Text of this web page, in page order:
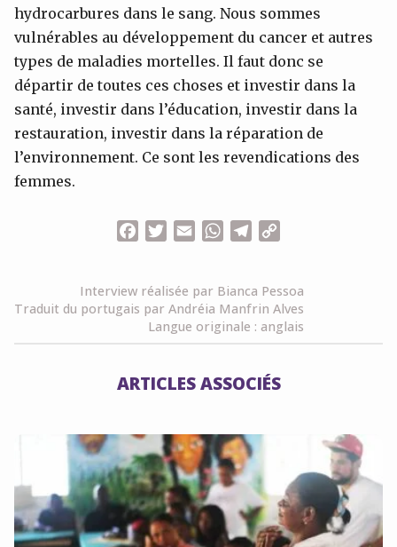
hydrocarbures dans le sang. Nous sommes
vulnérables au développement du cancer et autres
types de maladies mortelles. Il faut donc se
départir de toutes ces choses et investir dans la
santé, investir dans l’éducation, investir dans la
restauration, investir dans la réparation de
l’environnement. Ce sont les revendications des
femmes.
FacebookTwitterEmailWhatsApp
Telegram
Interview réalisée par Bianca Pessoa
Traduit du portugais par Andréia Manfrin Alves
Langue originale : anglais
ARTICLES ASSOCIÉS